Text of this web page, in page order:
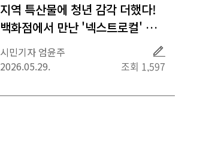
지역 특산물에 청년 감각 더했다!
백화점에서 만난 '넥스트로컬' 제
품들
시민기자 엄윤주
2026.05.29.
취
재
조회 1,597